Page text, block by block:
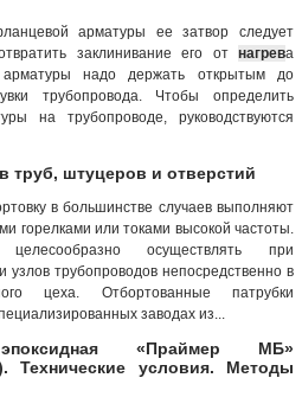
арматуры ее затвор следует
заклинивание его от нагрева
надо держать открытым до
трубопровода. Чтобы определить
на трубопроводе, руководствуются
труб, штуцеров и отверстий
в большинстве случаев выполняют
горелками или токами высокой частоты.
осуществлять при
узлов трубопроводов непосредственно в
цеха. Отбортованные патрубки
заводах из...
«Праймер МБ»
Технические условия. Методы